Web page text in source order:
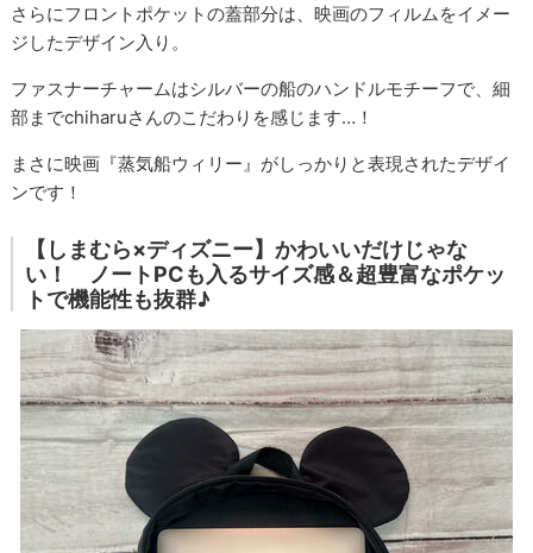
さらにフロントポケットの蓋部分は、映画のフィルムをイメー
ジしたデザイン入り。
ファスナーチャームはシルバーの船のハンドルモチーフで、細
部までchiharuさんのこだわりを感じます…！
まさに映画『蒸気船ウィリー』がしっかりと表現されたデザイ
ンです！
【しまむら×ディズニー】かわいいだけじゃな
い！ ノートPCも入るサイズ感＆超豊富なポケッ
トで機能性も抜群♪